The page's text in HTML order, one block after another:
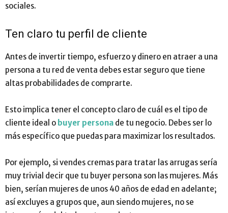
sociales.
Ten claro tu perfil de cliente
Antes de invertir tiempo, esfuerzo y dinero en atraer a una
persona a tu red de venta debes estar seguro que tiene
altas probabilidades de comprarte.
Esto implica tener el concepto claro de cuál es el tipo de
cliente ideal o buyer persona de tu negocio. Debes ser lo
más específico que puedas para maximizar los resultados.
Por ejemplo, si vendes cremas para tratar las arrugas sería
muy trivial decir que tu buyer persona son las mujeres. Más
bien, serían mujeres de unos 40 años de edad en adelante;
así excluyes a grupos que, aun siendo mujeres, no se